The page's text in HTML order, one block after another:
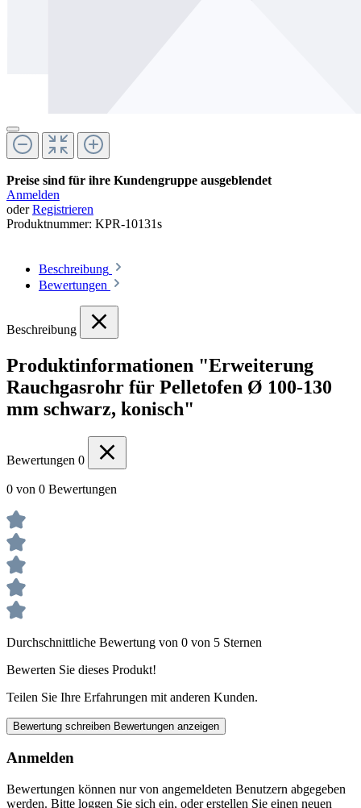
Preise sind für ihre Kundengruppe ausgeblendet
Anmelden
oderRegistrieren
Produktnummer: KPR-10131s
Beschreibung
Bewertungen
Beschreibung
Produktinformationen "Erweiterung
Rauchgasrohr für Pelletofen Ø 100-130
mm schwarz, konisch"
Bewertungen 0
0 von 0 Bewertungen
Durchschnittliche Bewertung von 0 von 5 Sternen
Bewerten Sie dieses Produkt!
Teilen Sie Ihre Erfahrungen mit anderen Kunden.
Bewertung schreiben Bewertungen anzeigen
Anmelden
Bewertungen können nur von angemeldeten Benutzern abgegeben
werden. Bitte loggen Sie sich ein, oder erstellen Sie einen neuen